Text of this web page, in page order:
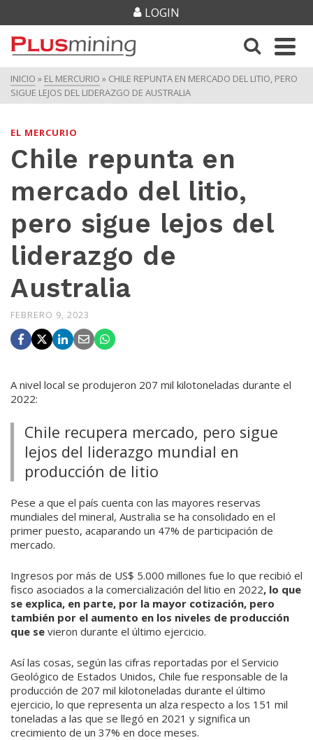
LOGIN
INICIO » EL MERCURIO » CHILE REPUNTA EN MERCADO DEL LITIO, PERO
SIGUE LEJOS DEL LIDERAZGO DE AUSTRALIA
EL MERCURIO
Chile repunta en
mercado del litio,
pero sigue lejos del
liderazgo de
Australia
FEBRERO 9, 2023
A nivel local se produjeron 207 mil kilotoneladas durante el
2022:
Chile recupera mercado, pero sigue
lejos del liderazgo mundial en
producción de litio
Pese a que el país cuenta con las mayores reservas
mundiales del mineral, Australia se ha consolidado en el
primer puesto, acaparando un 47% de participación de
mercado.
Ingresos por más de US$ 5.000 millones fue lo que recibió el
fisco asociados a la comercialización del litio en 2022, lo que
se explica, en parte, por la mayor cotización, pero
también por el aumento en los niveles de producción
que se vieron durante el último ejercicio.
Así las cosas, según las cifras reportadas por el Servicio
Geológico de Estados Unidos, Chile fue responsable de la
producción de 207 mil kilotoneladas durante el último
ejercicio, lo que representa un alza respecto a los 151 mil
toneladas a las que se llegó en 2021 y significa un
crecimiento de un 37% en doce meses.